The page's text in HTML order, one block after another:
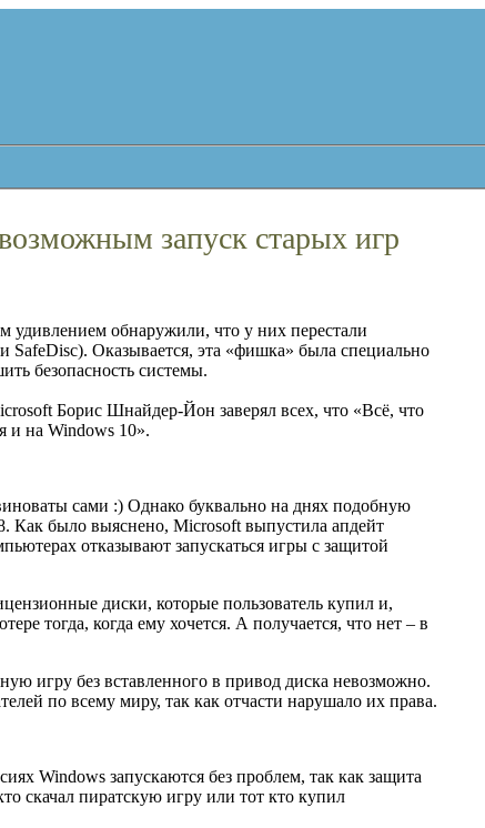
запуск старых игр
удивлением обнаружили, что у них перестали
Оказывается, эта «фишка» была специально
безопасность системы.
Борис Шнайдер-Йон заверял всех, что «Всё, что
и на Windows 10».
сами :) Однако буквально на днях подобную
Как было выяснено, Microsoft выпустила апдейт
отказывают запускаться игры с защитой
диски, которые пользователь купил и,
тогда, когда ему хочется. А получается, что нет – в
игру без вставленного в привод диска невозможно.
по всему миру, так как отчасти нарушало их права.
Windows запускаются без проблем, так как защита
скачал пиратскую игру или тот кто купил